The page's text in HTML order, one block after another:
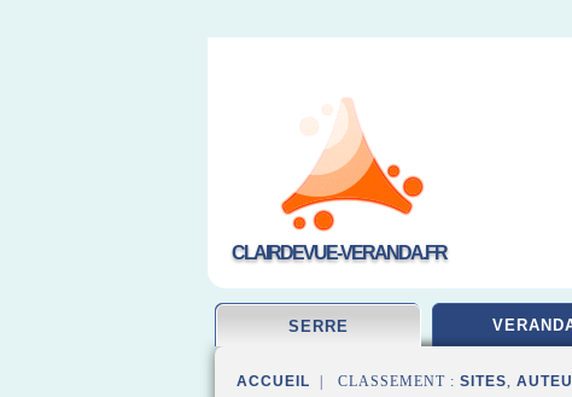
CLAIRDEVUE-VERANDA.FR
SERRE
ACCUEIL | CLASSEMENT : SITES,